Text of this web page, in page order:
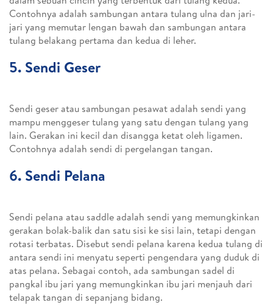
Contohnya adalah sambungan antara tulang ulna dan jari-
jari yang memutar lengan bawah dan sambungan antara
tulang belakang pertama dan kedua di leher.
5. Sendi Geser
Sendi geser atau sambungan pesawat adalah sendi yang
mampu menggeser tulang yang satu dengan tulang yang
lain. Gerakan ini kecil dan disangga ketat oleh ligamen.
Contohnya adalah sendi di pergelangan tangan.
6. Sendi Pelana
Sendi pelana atau saddle adalah sendi yang memungkinkan
gerakan bolak-balik dan satu sisi ke sisi lain, tetapi dengan
rotasi terbatas. Disebut sendi pelana karena kedua tulang di
antara sendi ini menyatu seperti pengendara yang duduk di
atas pelana. Sebagai contoh, ada sambungan sadel di
pangkal ibu jari yang memungkinkan ibu jari menjauh dari
telapak tangan di sepanjang bidang.